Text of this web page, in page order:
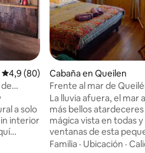
Calificación promedio: 4,9 de 5. 80
4,9 (80)
a solo
interior
Cabaña en Queilen
Frente al mar de
La lluvia afuera, el mar
más bellos
mágica vista en todas
ventanas de esta
casa, toda de madera,
Familia · Ubicación ·